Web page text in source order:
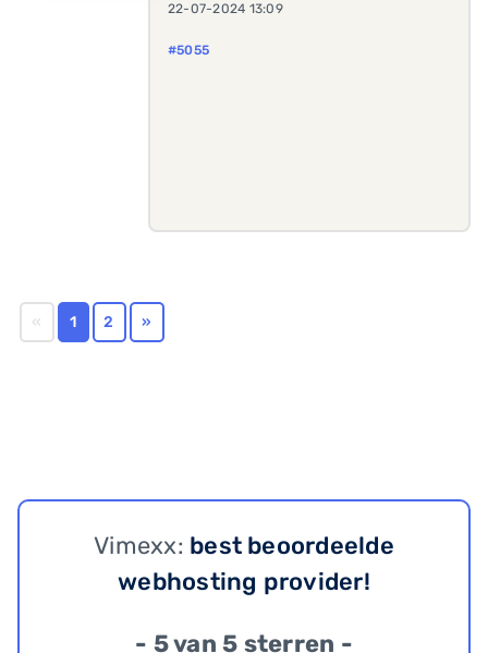
22-07-2024 13:09
#5055
« 1 2 »
Vimexx: best beoordeelde
webhosting provider!
- 5 van 5 sterren -